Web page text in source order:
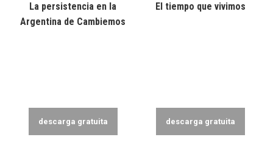
La persistencia en la
Argentina de Cambiemos
descarga gratuita
El tiempo que vivimos
descarga gratuita